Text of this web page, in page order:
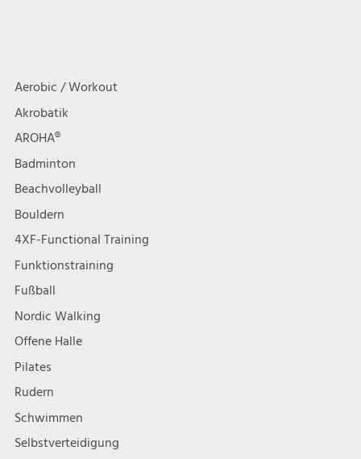
Aerobic / Workout
Akrobatik
AROHA®
Badminton
Beachvolleyball
Bouldern
4XF-Functional Training
Funktionstraining
Fußball
Nordic Walking
Offene Halle
Pilates
Rudern
Schwimmen
Selbstverteidigung